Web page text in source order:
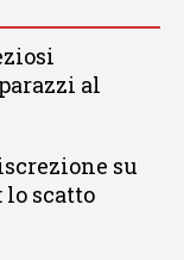
al
su
lo scatto